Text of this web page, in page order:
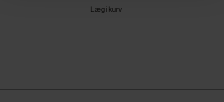
Læg i kurv